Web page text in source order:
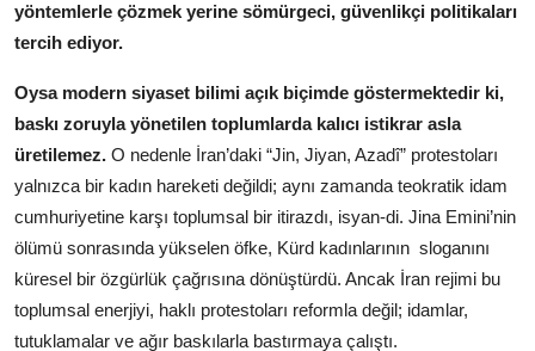
yöntemlerle çözmek yerine sömürgeci, güvenlikçi politikaları
tercih ediyor.
Oysa modern siyaset bilimi açık biçimde göstermektedir ki,
baskı zoruyla yönetilen toplumlarda kalıcı istikrar asla
üretilemez. O nedenle İran’daki “Jin, Jiyan, Azadî” protestoları
yalnızca bir kadın hareketi değildi; aynı zamanda teokratik idam
cumhuriyetine karşı toplumsal bir itirazdı, isyan-di. Jina Emini’nin
ölümü sonrasında yükselen öfke, Kürd kadınlarının sloganını
küresel bir özgürlük çağrısına dönüştürdü. Ancak İran rejimi bu
toplumsal enerjiyi, haklı protestoları reformla değil; idamlar,
tutuklamalar ve ağır baskılarla bastırmaya çalıştı.